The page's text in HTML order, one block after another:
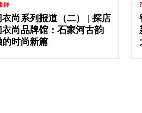
群
衣尚系列报道（二） | 探店
衣尚品牌馆：石家河古韵
的时尚新篇